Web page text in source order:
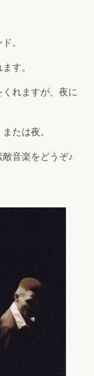
。
す。
れますが、夜に
たは夜。
音楽をどうぞ♪